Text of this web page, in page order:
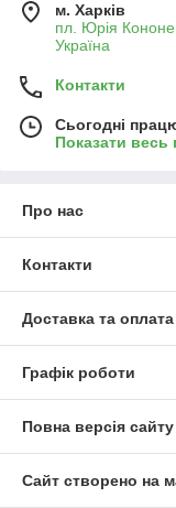
м. Харків
пл. Юрія
Україна
Контакти
Сьогодні
Показати весь
Про нас
Контакти
Доставка та оплата
Графік роботи
Повна версія сайту
Сайт створено на